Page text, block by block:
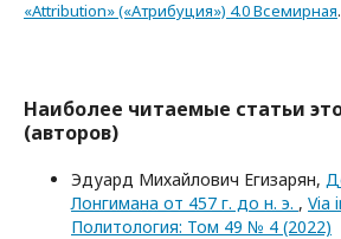
«Attribution» («Атрибуция») 4.0 Всемирная.
Наиболее читаемые статьи
(авторов)
Эдуард Михайлович Егизарян,
Лонгимана от 457 г. до н. э. , Via
Политология: Том 49 № 4 (2022)